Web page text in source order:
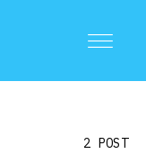
2 POST